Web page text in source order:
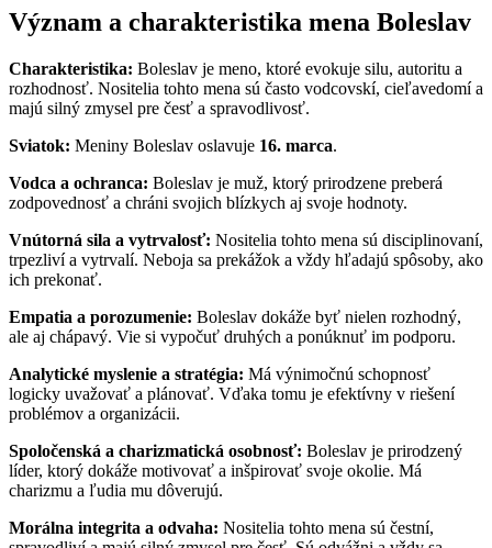
Význam a charakteristika mena Boleslav
Charakteristika: Boleslav je meno, ktoré evokuje silu, autoritu a
rozhodnosť. Nositelia tohto mena sú často vodcovskí, cieľavedomí a
majú silný zmysel pre česť a spravodlivosť.
Sviatok: Meniny Boleslav oslavuje 16. marca.
Vodca a ochranca: Boleslav je muž, ktorý prirodzene preberá
zodpovednosť a chráni svojich blízkych aj svoje hodnoty.
Vnútorná sila a vytrvalosť: Nositelia tohto mena sú disciplinovaní,
trpezliví a vytrvalí. Neboja sa prekážok a vždy hľadajú spôsoby, ako
ich prekonať.
Empatia a porozumenie: Boleslav dokáže byť nielen rozhodný,
ale aj chápavý. Vie si vypočuť druhých a ponúknuť im podporu.
Analytické myslenie a stratégia: Má výnimočnú schopnosť
logicky uvažovať a plánovať. Vďaka tomu je efektívny v riešení
problémov a organizácii.
Spoločenská a charizmatická osobnosť: Boleslav je prirodzený
líder, ktorý dokáže motivovať a inšpirovať svoje okolie. Má
charizmu a ľudia mu dôverujú.
Morálna integrita a odvaha: Nositelia tohto mena sú čestní,